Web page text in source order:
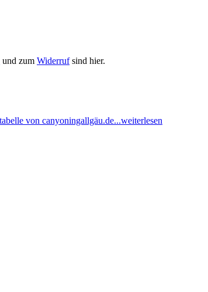
und zum Widerrufsind hier.
von canyoningallgäu.de...weiterlesen